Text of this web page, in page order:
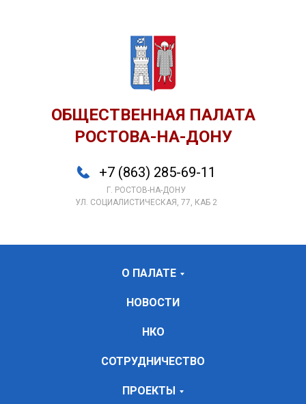
ОБЩЕСТВЕННАЯ ПАЛАТА
РОСТОВА-НА-ДОНУ
+7 (863) 285-69-11
Г. РОСТОВ-НА-ДОНУ
УЛ. СОЦИАЛИСТИЧЕСКАЯ, 77, КАБ 2
О ПАЛАТЕ
НОВОСТИ
НКО
СОТРУДНИЧЕСТВО
ПРОЕКТЫ